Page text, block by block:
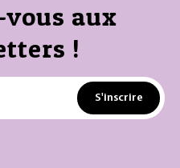
aux
!
S'inscrire